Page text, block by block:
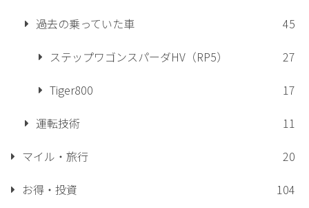
過去の乗っていた車
45
ステップワゴンスパーダHV（RP5）
27
Tiger800
17
運転技術
11
マイル・旅行
20
お得・投資
104